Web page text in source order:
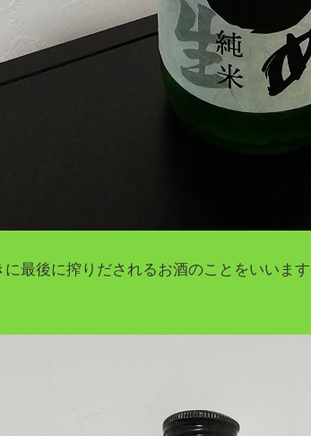
最後に搾りだされるお酒のことをいいま